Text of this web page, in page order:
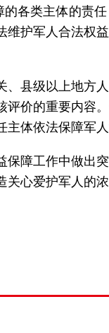
各类主体的责
护军人合法权
县级以上地方
价的重要内容
体依法保障军人
障工作中做出
心爱护军人的